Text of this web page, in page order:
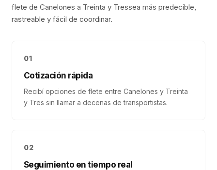
flete de Canelones a Treinta y Tressea más predecible,
rastreable y fácil de coordinar.
01
Cotización rápida
Recibí opciones de flete entre Canelones y Treinta
y Tres sin llamar a decenas de transportistas.
02
Seguimiento en tiempo real